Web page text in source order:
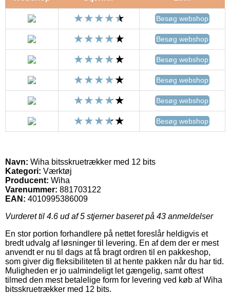
Besøg webshop
Besøg webshop
Besøg webshop
Besøg webshop
Besøg webshop
Besøg webshop
Navn: Wiha bitsskruetrækker med 12 bits
Kategori: Værktøj
Producent: Wiha
Varenummer: 881703122
EAN: 4010995386009
Vurderet til 4.6 ud af 5 stjerner baseret på 43 anmeldelser
En stor portion forhandlere på nettet foreslår heldigvis et
bredt udvalg af løsninger til levering. En af dem der er mest
anvendt er nu til dags at få bragt ordren til en pakkeshop,
som giver dig fleksibiliteten til at hente pakken når du har tid.
Muligheden er jo ualmindeligt let gængelig, samt oftest
tilmed den mest betalelige form for levering ved køb af Wiha
bitsskruetrækker med 12 bits.